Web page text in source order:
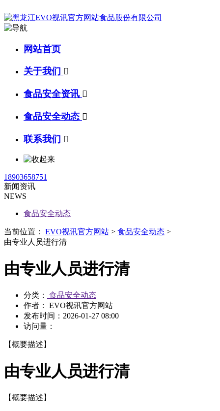
网站首页
关于我们 
食品安全资讯 
食品安全动态 
联系我们 
18903658751
新闻资讯
NEWS
食品安全动态
当前位置： EVO视讯官方网站 > 食品安全动态 >
由专业人员进行清
由专业人员进行清
分类：
食品安全动态
作者： EVO视讯官方网站
发布时间： 2026-01-27 08:00
访问量：
【概要描述】
由专业人员进行清
【概要描述】